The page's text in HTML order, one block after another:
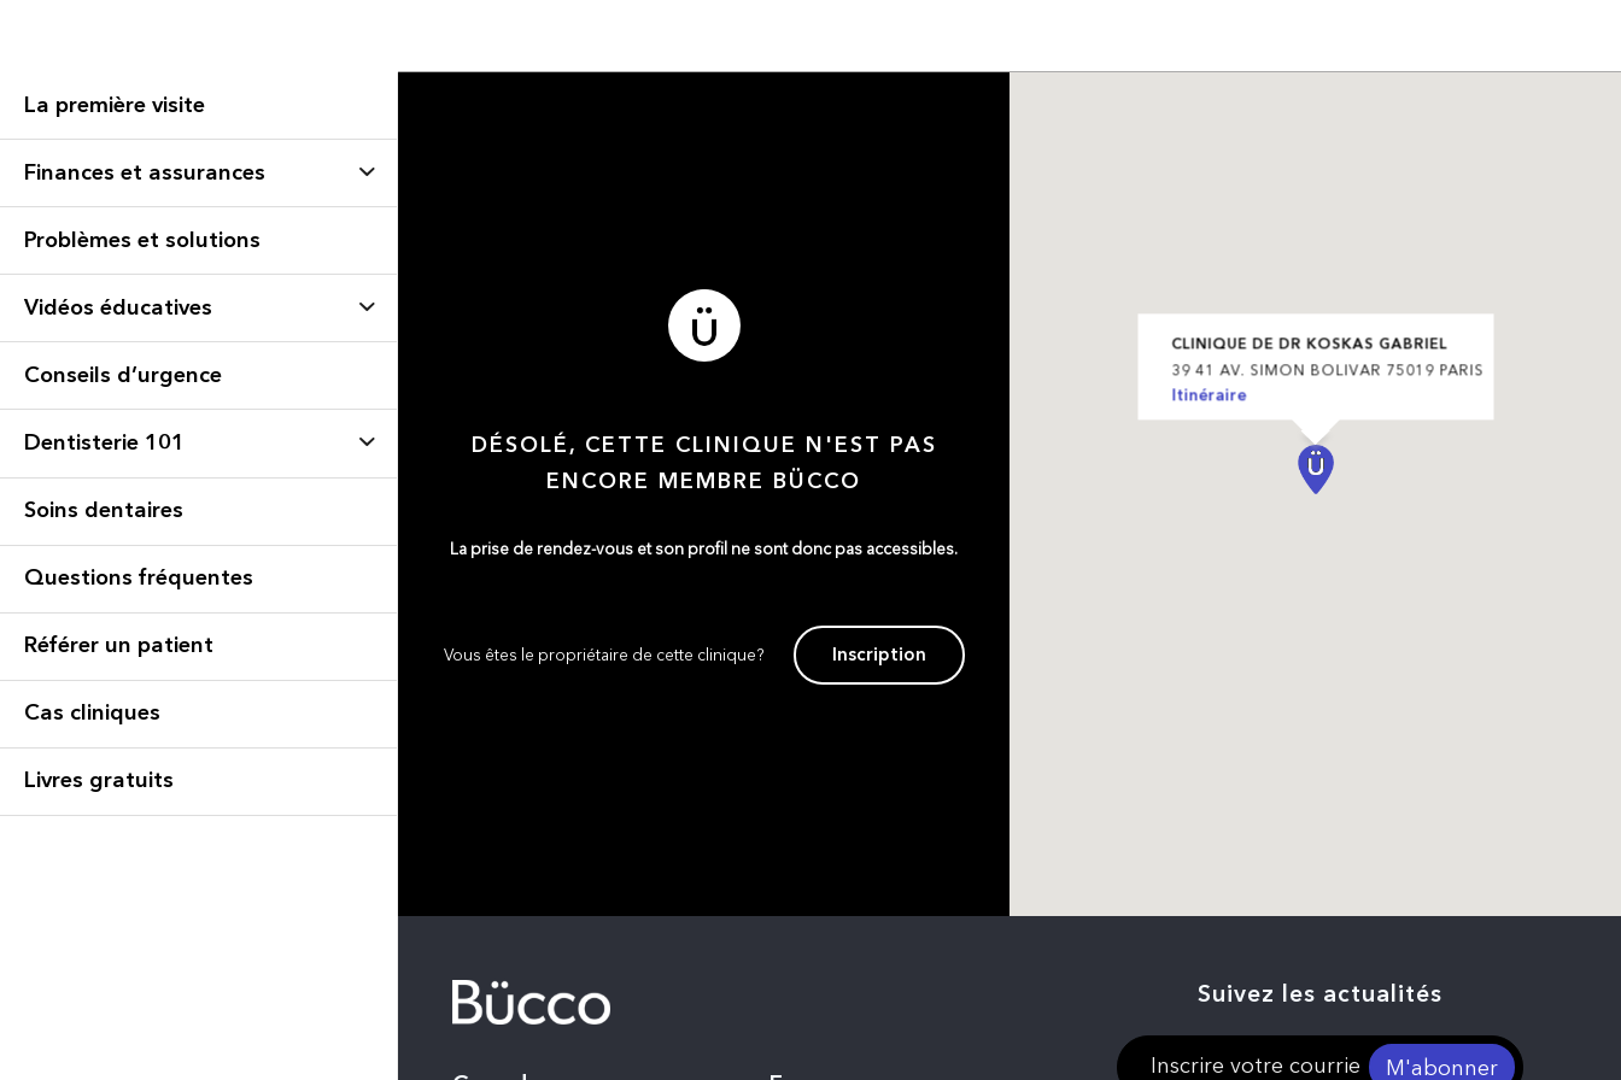
La première visite
Finances et assurances
Problèmes et solutions
Vidéos éducatives
Conseils d’urgence
Dentisterie 101
Soins dentaires
Questions fréquentes
Référer un patient
Cas cliniques
Livres gratuits
DÉSOLÉ, CETTE CLINIQUE N'EST PAS
ENCORE MEMBRE BÜCCO
La prise de rendez-vous et son profil ne sont donc pas accessibles.
Vous êtes le propriétaire de cette clinique? Inscription
CLINIQUE DE DR KOSKAS GABRIEL
39 41 AV. SIMON BOLIVAR 75019 PARIS
Itinéraire
Suivez les actualités
M'abonner